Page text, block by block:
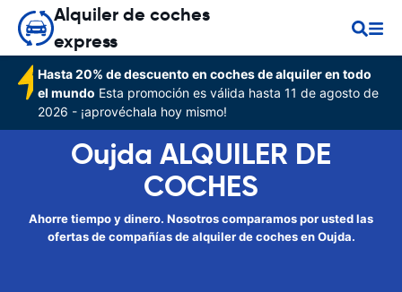
Alquiler de coches
express
Hasta 20% de descuento en coches de alquiler en todo
el mundo Esta promoción es válida hasta 11 de agosto de
2026 - ¡aprovéchala hoy mismo!
Oujda ALQUILER DE
COCHES
Ahorre tiempo y dinero. Nosotros comparamos por usted las
ofertas de compañías de alquiler de coches en Oujda.